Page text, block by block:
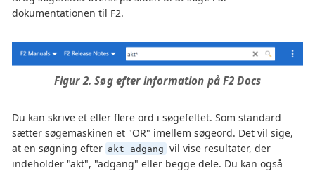
dokumentationen til F2.
Figur 2. Søg efter information på F2 Docs
Du kan skrive et eller flere ord i søgefeltet. Som standard
sætter søgemaskinen et "OR" imellem søgeord. Det vil sige,
at en søgning efter akt adgang vil vise resultater, der
indeholder "akt", "adgang" eller begge dele. Du kan også